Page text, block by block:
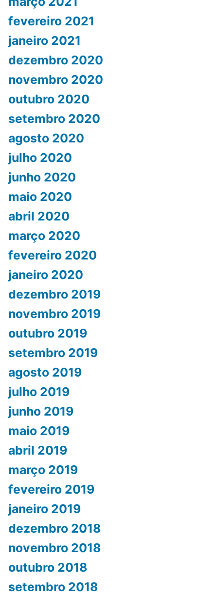
fevereiro 2021
janeiro 2021
dezembro 2020
novembro 2020
outubro 2020
setembro 2020
agosto 2020
julho 2020
junho 2020
maio 2020
abril 2020
março 2020
fevereiro 2020
janeiro 2020
dezembro 2019
novembro 2019
outubro 2019
setembro 2019
agosto 2019
julho 2019
junho 2019
maio 2019
abril 2019
março 2019
fevereiro 2019
janeiro 2019
dezembro 2018
novembro 2018
outubro 2018
setembro 2018